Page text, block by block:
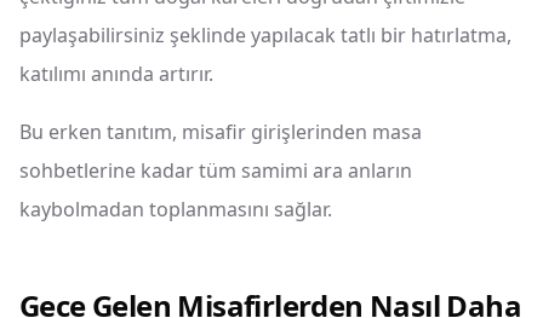
paylaşabilirsiniz şeklinde yapılacak tatlı bir hatırlatma,
katılımı anında artırır.
Bu erken tanıtım, misafir girişlerinden masa
sohbetlerine kadar tüm samimi ara anların
kaybolmadan toplanmasını sağlar.
Gece Gelen Misafirlerden Nasıl Daha